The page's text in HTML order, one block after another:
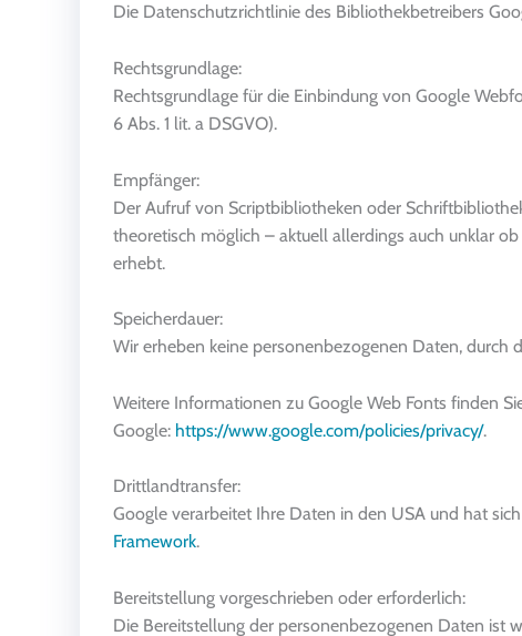
Die Datenschutzrichtlinie des Bibliothekbetreibers
Rechtsgrundlage:
Rechtsgrundlage für die Einbindung von Google
6 Abs. 1 lit. a DSGVO).
Empfänger:
Der Aufruf von Scriptbibliotheken oder
theoretisch möglich – aktuell allerdings auch unklar
erhebt.
Speicherdauer:
Wir erheben keine personenbezogenen Daten, durch
Weitere Informationen zu Google Web Fonts finden
Google: https://www.google.com/policies/privacy/.
Drittlandtransfer:
Google verarbeitet Ihre Daten in den USA und hat
Framework.
Bereitstellung vorgeschrieben oder erforderlich:
Die Bereitstellung der personenbezogenen Daten ist